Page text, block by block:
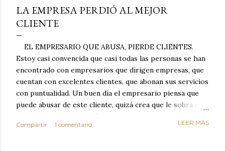
LA EMPRESA PERDIÓ AL MEJOR
CLIENTE
EL EMPRESARIO QUE ABUSA, PIERDE CLIENTES.
Estoy casi convencida que casi todas las personas se han
encontrado con empresarios que dirigen empresas, que
cuentan con excelentes clientes, que abonan sus servicios
con puntualidad. Un buen día el empresario piensa que
puede abusar de este cliente, quizá crea que le sobra el
dinero porque la mayoría de los otros pagan mal y
tarde y en ocasiones ni abonan los servicios. Cuando una
Compartir 1 comentario LEER MÁS